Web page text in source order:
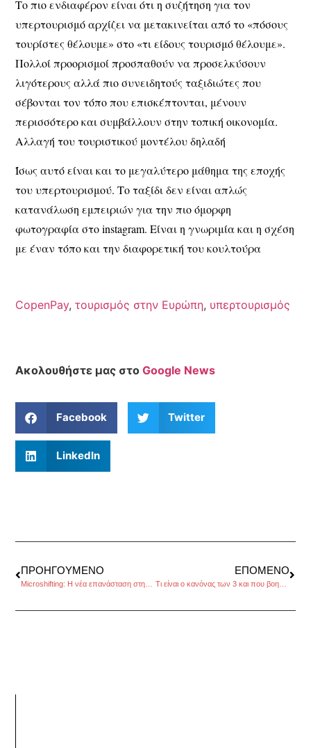
Το πιο ενδιαφέρον είναι ότι η συζήτηση για τον
υπερτουρισμό αρχίζει να μετακινείται από το «πόσους
τουρίστες θέλουμε» στο «τι είδους τουρισμό θέλουμε».
Πολλοί προορισμοί προσπαθούν να προσελκύσουν
λιγότερους αλλά πιο συνειδητούς ταξιδιώτες που
σέβονται τον τόπο που επισκέπτονται, μένουν
περισσότερο και συμβάλλουν στην τοπική οικονομία.
Αλλαγή του τουριστικού μοντέλου δηλαδή
Ίσως αυτό είναι και το μεγαλύτερο μάθημα της εποχής
του υπερτουρισμού. Το ταξίδι δεν είναι απλώς
κατανάλωση εμπειριών για την πιο όμορφη
φωτογραφία στο instagram. Είναι η γνωριμία και η σχέση
με έναν τόπο και την διαφορετική του κουλτούρα
CopenPay,τουρισμός στην Ευρώπη, υπερτουρισμός
Ακολουθήστε μας στοGoogle News
Facebook Twitter
LinkedIn
ΠΡΟΗΓΟΎΜΕΝΟ ΕΠΌΜΕΝΟ
Τι είναι ο κανόνας των 3 και που βοηθάει